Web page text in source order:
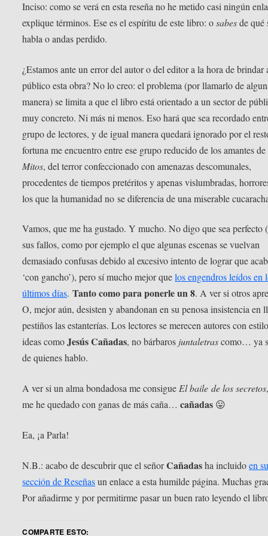
Inciso: como se verá en esta reseña no he metido casi ningún
explique términos. Ese es el espíritu de este libro: osabesde qué
habla o andas perdido.
¿Estamos ante un error del autor o del editor a la hora de brindar
público esta obra? No lo creo: el problema (por llamarlo de
manera) se limita a que el libro está orientado a un sector de
muy concreto. Ni más ni menos. Eso hará que sea recordado
grupo de lectores, y de igual manera quedará ignorado por el
fortuna me encuentro entre ese grupo reducido de los amantes de
Mitos, del terror confeccionado con amenazas descomunales,
procedentes de tiempos pretéritos y apenas vislumbradas,
los que la humanidad no se diferencia de una miserable
Vamos, que me ha gustado. Y mucho. No digo que sea perfecto
sus fallos, como por ejemplo el que algunas escenas se vuelvan
demasiado confusas debido al excesivo intento de lograr que
‘con gancho’), pero sí mucho mejor quelos engendros leídos en
últimos días.Tanto como para ponerle un 8. A ver si otros
O, mejor aún, desisten y abandonan en su penosa insistencia en
pestiños las estanterías. Los lectores se merecen autores con
ideas comoJesús Cañadas, no bárbaros juntaletrascomo… ya
de quienes hablo.
A ver si un alma bondadosa me consigue El baile de los secretos
me he quedado con ganas de más caña…cañadas 😛
Ea, ¡a Parla!
N.B.: acabo de descubrir que el señorCañadasha incluidoen
sección de Reseñasun enlace a esta humilde página. Muchas
Por añadirme y por permitirme pasar un buen rato leyendo el
COMPARTE ESTO: